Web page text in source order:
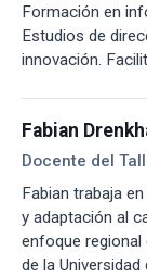
Formación en
Estudios de
innovación.
Fabian
Docente del
Fabian trabaja
y adaptación al
enfoque regional
de la